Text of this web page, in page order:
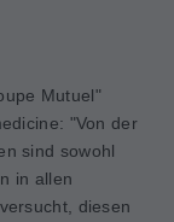
Mutuel"
"Von der
sind sowohl
in allen
diesen